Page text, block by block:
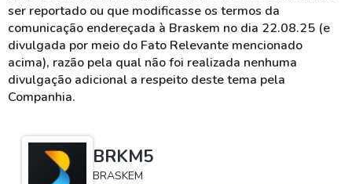
ser reportado ou que modificasse os termos da
comunicação endereçada à Braskem no dia 22.08.25 (e
divulgada por meio do Fato Relevante mencionado
acima), razão pela qual não foi realizada nenhuma
divulgação adicional a respeito deste tema pela
Companhia.
BRKM5
BRASKEM